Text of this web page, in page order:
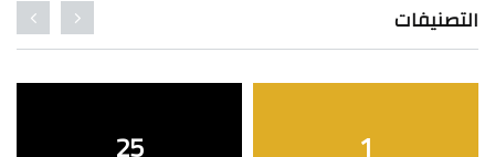
التصنيفات